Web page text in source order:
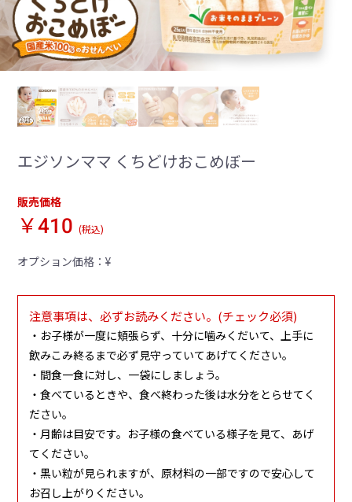
エジソンママ くちどけおこめぼー
販売価格
￥410 (税込)
オプション価格：¥
注意事項は、必ずお読みください。(チェック必須)
・お子様が一度に頬張らず、十分に噛みくだいて、上手に
飲みこみ終るまで必ず見守っていてあげてください。
・間食一食に対し、一袋にしましょう。
・食べているときや、食べ終わった後は水分をとらせてく
ださい。
・月齢は目安です。お子様の食べている様子を見て、あげ
てください。
・黒い粒が見られますが、原材料の一部ですので安心して
お召し上がりください。